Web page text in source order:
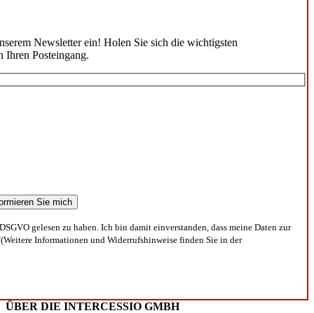
Newsletter ein! Holen Sie sich die wichtigsten
Ihren Posteingang.
gelesen zu haben. Ich bin damit einverstanden, dass meine Daten zur
Informationen und Widerrufshinweise finden Sie in der
ÜBER DIE INTERCESSIO GMBH